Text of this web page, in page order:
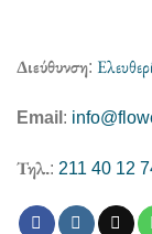
Διεύθυνση:
Email :
Τηλ.: 211 40 12